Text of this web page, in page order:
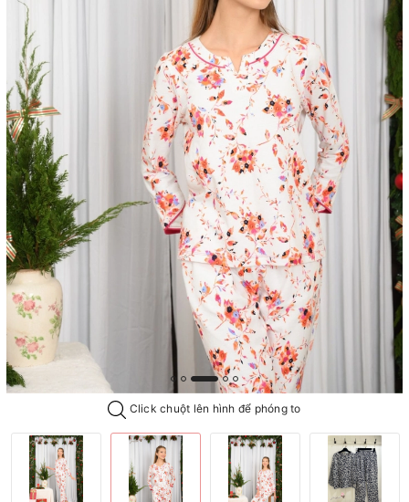
Click chuột lên hình để phóng to